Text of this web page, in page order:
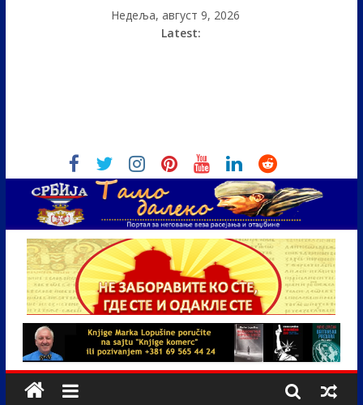
Недеља, август 9, 2026
Latest: